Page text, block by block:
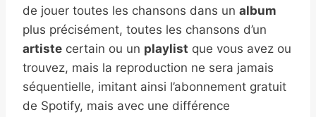
de jouer toutes les chansons dans un album
plus précisément, toutes les chansons d’un
artiste certain ou un playlist que vous avez ou
trouvez, mais la reproduction ne sera jamais
séquentielle, imitant ainsi l’abonnement gratuit
de Spotify, mais avec une différence